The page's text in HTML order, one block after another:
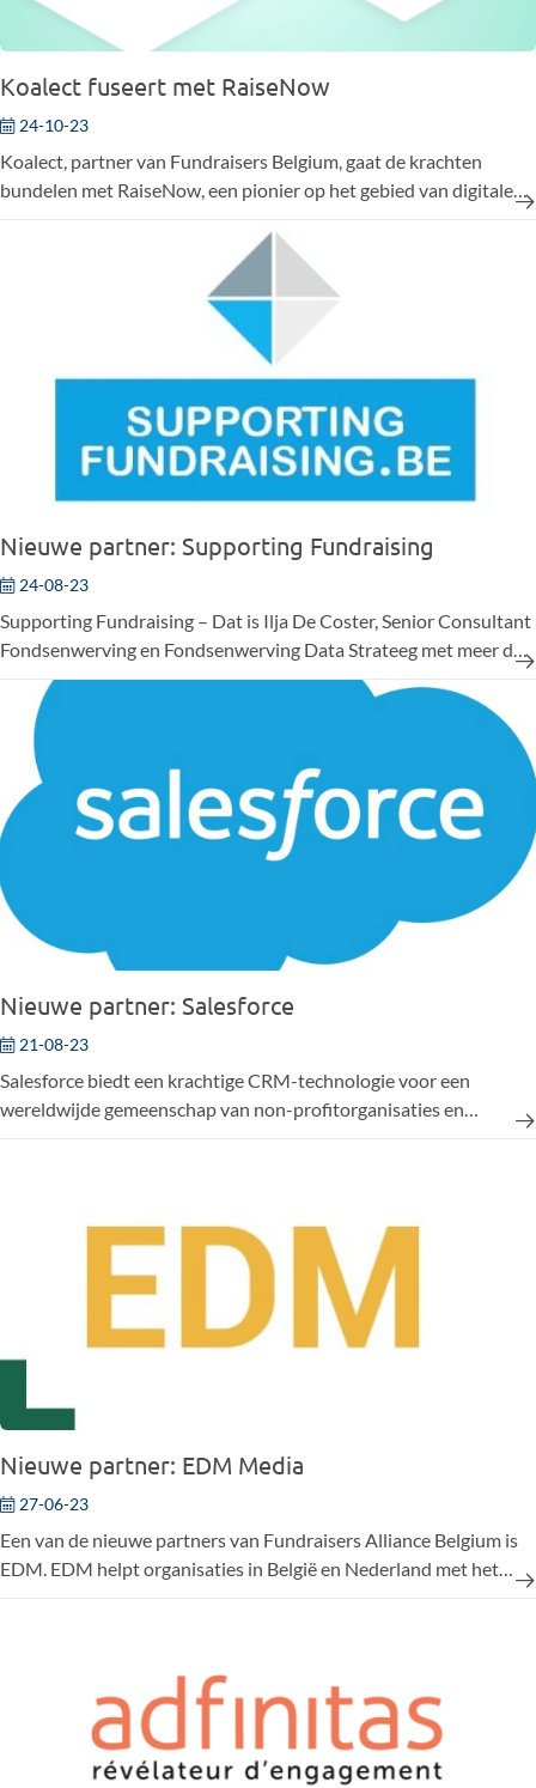
Koalect fuseert met RaiseNow
24-10-23
Koalect, partner van Fundraisers Belgium, gaat de krachten
bundelen met RaiseNow, een pionier op het gebied van digitale
openen er voor Koalect kanalen naar nieuwe markten en
versterken ze hun capaciteiten om meer innovatieve oplossingen
voor fondsenwerving te ontwikkelen.
Nieuwe partner: Supporting Fundraising
24-08-23
Supporting Fundraising – Dat is Ilja De Coster, Senior Consultant
Fondsenwerving en Fondsenwerving Data Strateeg met meer dan
20 jaar ervaring. Zowel voor grote als kleine organisaties, zowel
binnen goede doelen en als consultant. Zowel in België als
internationaal.
Nieuwe partner: Salesforce
21-08-23
Salesforce biedt een krachtige CRM-technologie voor een
wereldwijde gemeenschap van non-profitorganisaties en
volledige Salesforce-portfolio van producten en diensten,
gebouwd om elke organisatie van dienst te zijn.
Nieuwe partner: EDM Media
27-06-23
Een van de nieuwe partners van Fundraisers Alliance Belgium is
EDM. EDM helpt organisaties in België en Nederland met het